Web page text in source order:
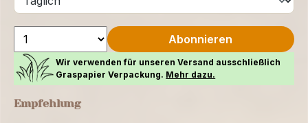
Abonnieren
Wir verwenden für unseren Versand ausschließlich
Graspapier Verpackung. Mehr dazu.
Empfehlung